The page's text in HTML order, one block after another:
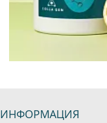
ИНФОРМАЦИЯ